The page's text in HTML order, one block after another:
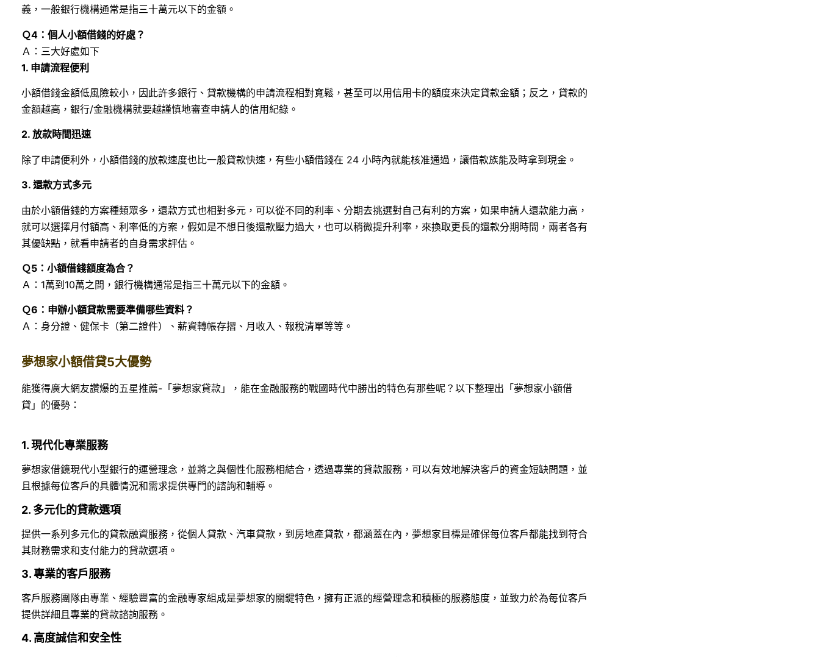
義，一般銀行機構通常是指三十萬元以下的金額。
Ｑ4：個人小額借錢的好處？
Ａ：三大好處如下
1. 申請流程便利
小額借錢金額低風險較小，因此許多銀行、貸款機構的申請流程相對寬鬆，甚至可以用信用卡的額度來決定貸款金額；反之，貸款的
金額越高，銀行/金融機構就要越謹慎地審查申請人的信用紀錄。
2. 放款時間迅速
除了申請便利外，小額借錢的放款速度也比一般貸款快速，有些小額借錢在 24 小時內就能核准通過，讓借款族能及時拿到現金。
3. 還款方式多元
由於小額借錢的方案種類眾多，還款方式也相對多元，可以從不同的利率、分期去挑選對自己有利的方案，如果申請人還款能力高，
就可以選擇月付額高、利率低的方案，假如是不想日後還款壓力過大，也可以稍微提升利率，來換取更長的還款分期時間，兩者各有
其優缺點，就看申請者的自身需求評估。
Ｑ5：小額借錢額度為合？
Ａ：1萬到10萬之間，銀行機構通常是指三十萬元以下的金額。
Ｑ6：申辦小額貸款需要準備哪些資料？
Ａ：身分證、健保卡（第二證件）、薪資轉帳存摺、月收入、報稅清單等等。
夢想家小額借貸5大優勢
能獲得廣大網友讚爆的五星推薦-「夢想家貸款」，能在金融服務的戰國時代中勝出的特色有那些呢？以下整理出「夢想家小額借
貸」的優勢：
1. 現代化專業服務
夢想家借鏡現代小型銀行的運營理念，並將之與個性化服務相結合，透過專業的貸款服務，可以有效地解決客戶的資金短缺問題，並
且根據每位客戶的具體情況和需求提供專門的諮詢和輔導。
2. 多元化的貸款選項
提供一系列多元化的貸款融資服務，從個人貸款、汽車貸款，到房地產貸款，都涵蓋在內，夢想家目標是確保每位客戶都能找到符合
其財務需求和支付能力的貸款選項。
3. 專業的客戶服務
客戶服務團隊由專業、經驗豐富的金融專家組成是夢想家的關鍵特色，擁有正派的經營理念和積極的服務態度，並致力於為每位客戶
提供詳細且專業的貸款諮詢服務。
4. 高度誠信和安全性